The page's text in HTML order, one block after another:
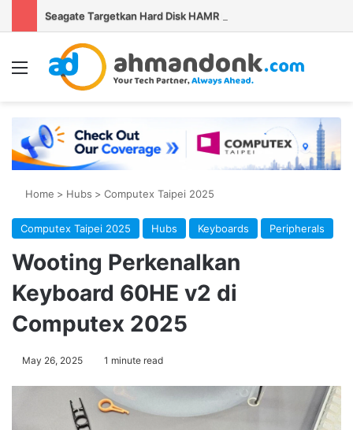
Menu
Home > Hubs > Computex Taipei 2025
Computex Taipei 2025 Hubs Keyboards Peripherals
Wooting Perkenalkan
Keyboard 60HE v2 di
Computex 2025
May 26, 2025 1 minute read